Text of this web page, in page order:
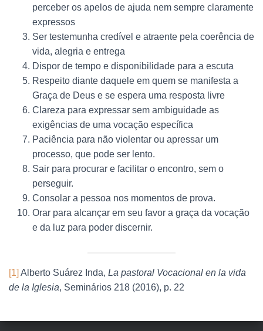
A
O
perceber os apelos de ajuda nem sempre claramente
expressos
Ser testemunha credível e atraente pela coerência de
vida, alegria e entrega
Dispor de tempo e disponibilidade para a escuta
Respeito diante daquele em quem se manifesta a
Graça de Deus e se espera uma resposta livre
Clareza para expressar sem ambiguidade as
exigências de uma vocação específica
Paciência para não violentar ou apressar um
processo, que pode ser lento.
Sair para procurar e facilitar o encontro, sem o
perseguir.
Consolar a pessoa nos momentos de prova.
Orar para alcançar em seu favor a graça da vocação
e da luz para poder discernir.
[1] Alberto Suárez Inda, La pastoral Vocacional en la vida
de la Iglesia, Seminários 218 (2016), p. 22